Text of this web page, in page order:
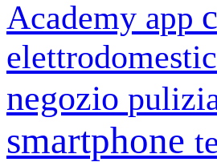
Academy app
negozio
smartphone